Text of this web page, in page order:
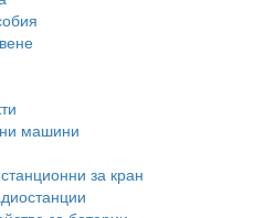
машини
за кран